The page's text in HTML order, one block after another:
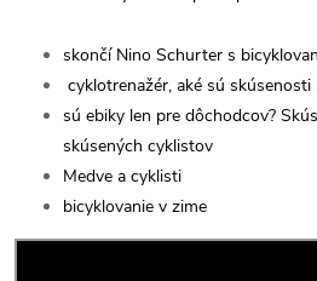
skončí Nino Schurter s
cyklotrenažér, aké sú
sú ebiky len pre dôchodcov?
skúsených cyklistov
Medve a cyklisti
bicyklovanie v zime